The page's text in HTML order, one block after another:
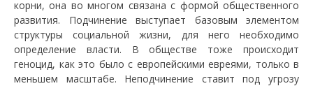
корни, она во многом связана с формой общественного
развития. Подчинение выступает базовым элементом
структуры социальной жизни, для него необходимо
определение власти. В обществе тоже происходит
геноцид, как это было с европейскими евреями, только в
меньшем масштабе. Неподчинение ставит под угрозу